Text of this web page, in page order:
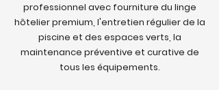
professionnel avec fourniture du linge
hôtelier premium, l'entretien régulier de la
piscine et des espaces verts, la
maintenance préventive et curative de
tous les équipements.